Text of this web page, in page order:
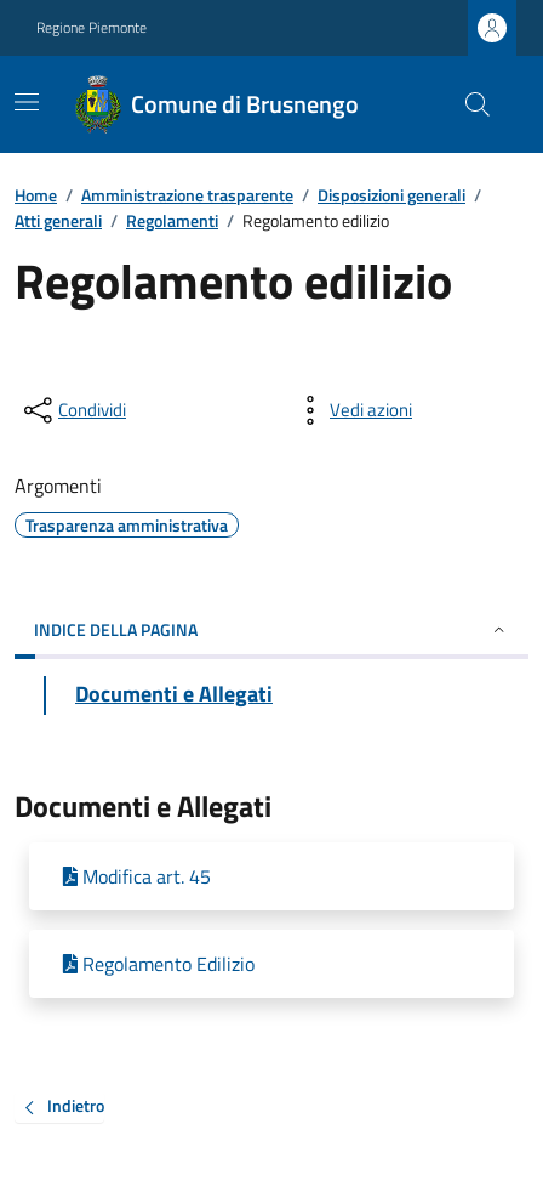
Regione Piemonte
Comune di Brusnengo
Home / Amministrazione trasparente / Disposizioni generali /
Atti generali / Regolamenti / Regolamento edilizio
Regolamento edilizio
Condividi Vedi azioni
Argomenti
Trasparenza amministrativa
INDICE DELLA PAGINA
Documenti e Allegati
Documenti e Allegati
Modifica art. 45
Regolamento Edilizio
Indietro